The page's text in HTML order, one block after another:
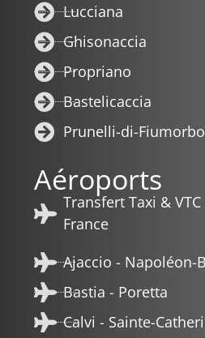
Lucciana
Ghisonaccia
Propriano
Bastelicaccia
Prunelli-di-Fiumorbo
Aéroports
Transfert Taxi &
France
Ajaccio - Napoléon-
Bastia - Poretta
Calvi - Sainte-